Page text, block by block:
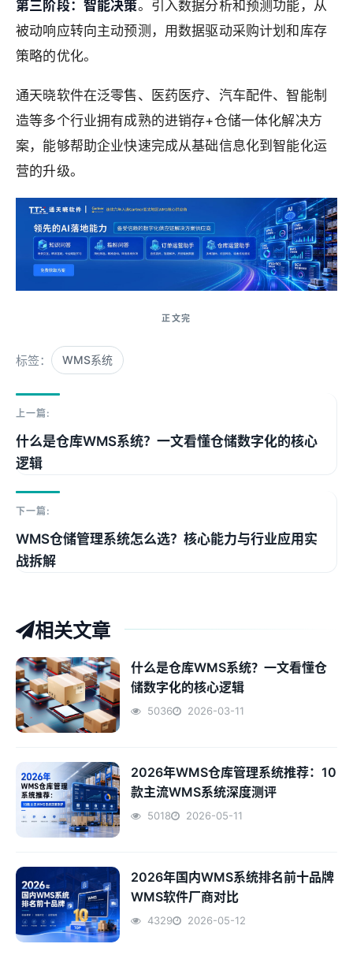
第三阶段：智能决策。引入数据分析和预测功能，从
被动响应转向主动预测，用数据驱动采购计划和库存
策略的优化。
通天晓软件在泛零售、医药医疗、汽车配件、智能制
造等多个行业拥有成熟的进销存+仓储一体化解决方
案，能够帮助企业快速完成从基础信息化到智能化运
营的升级。
标签： WMS系统
上一篇:
什么是仓库WMS系统？一文看懂仓储数字化的核心
逻辑
下一篇:
WMS仓储管理系统怎么选？核心能力与行业应用实
战拆解
相关文章
什么是仓库WMS系统？一文看懂仓
储数字化的核心逻辑
5036 2026-03-11
2026年WMS仓库管理系统推荐：10
款主流WMS系统深度测评
5018 2026-05-11
2026年国内WMS系统排名前十品牌
WMS软件厂商对比
4329 2026-05-12